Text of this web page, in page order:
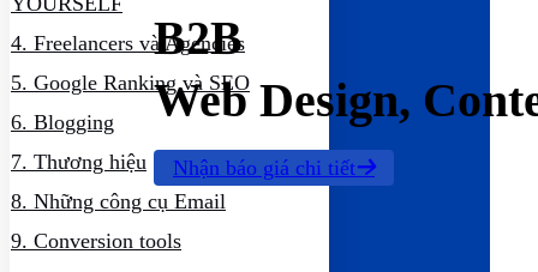
B2B
Web Design,
Nhận báo giá chi tiết
4. Freelancers và Agencies
5. Google Ranking và SEO
6. Blogging
7. Thương hiệu
8. Những công cụ Email
9. Conversion tools